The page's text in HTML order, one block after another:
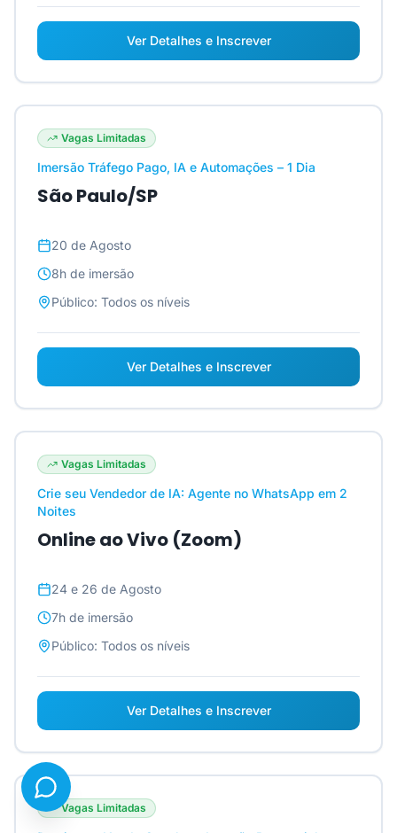
Ver Detalhes e Inscrever
Vagas Limitadas
Imersão Tráfego Pago, IA e Automações – 1 Dia
São Paulo/SP
20 de Agosto
8h de imersão
Público: Todos os níveis
Ver Detalhes e Inscrever
Vagas Limitadas
Crie seu Vendedor de IA: Agente no WhatsApp em 2
Noites
Online ao Vivo (Zoom)
24 e 26 de Agosto
7h de imersão
Público: Todos os níveis
Ver Detalhes e Inscrever
Vagas Limitadas